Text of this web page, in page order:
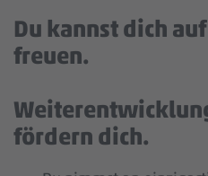
Du kannst dich
freuen.
fördern dich.